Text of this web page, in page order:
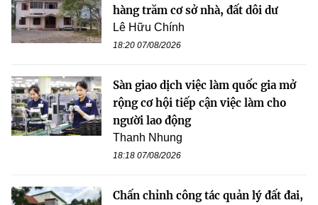
hàng trăm cơ sở nhà, đất dôi dư
Lê Hữu Chính
18:20 07/08/2026
Sàn giao dịch việc làm quốc gia mở
rộng cơ hội tiếp cận việc làm cho
người lao động
Thanh Nhung
18:18 07/08/2026
Chấn chỉnh công tác quản lý đất đai,